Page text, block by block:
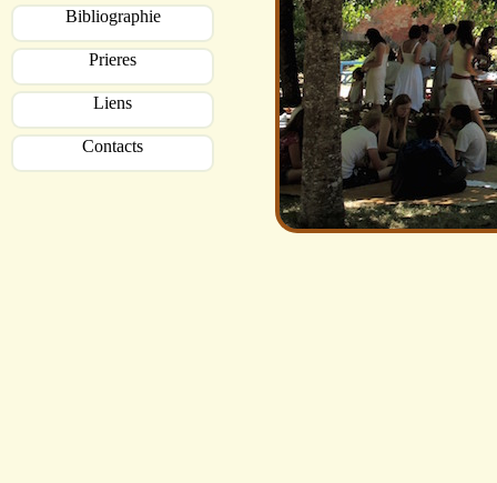
Bibliographie
Prieres
Liens
Contacts